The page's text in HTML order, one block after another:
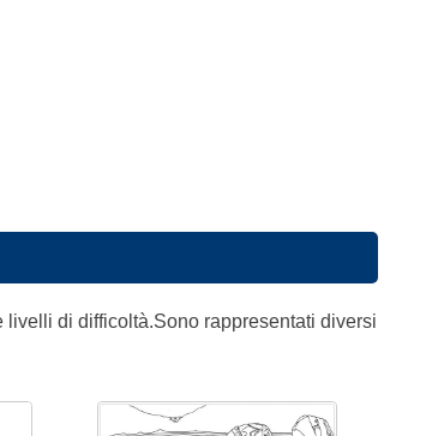
di difficoltà.Sono rappresentati diversi